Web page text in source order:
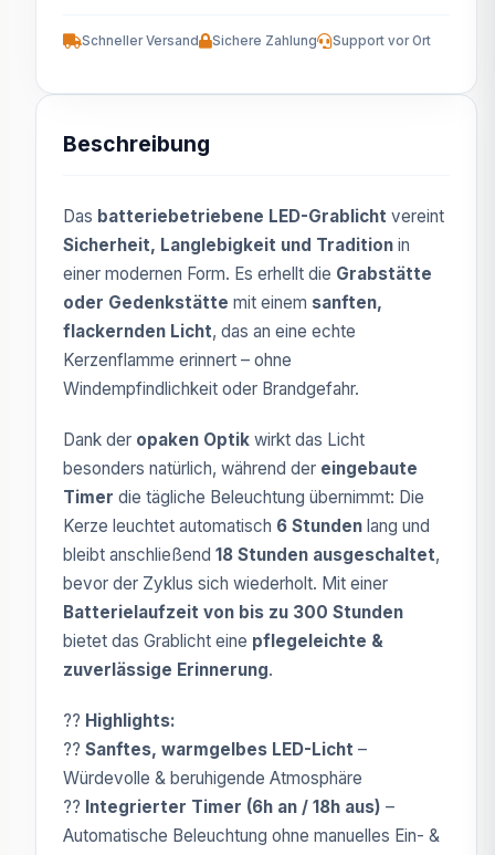
Schneller Versand Sichere Zahlung Support vor Ort
Beschreibung
Das batteriebetriebene LED-Grablicht vereint
Sicherheit, Langlebigkeit und Tradition in
einer modernen Form. Es erhellt die Grabstätte
oder Gedenkstätte mit einem sanften,
flackernden Licht, das an eine echte
Kerzenflamme erinnert – ohne
Windempfindlichkeit oder Brandgefahr.
Dank der opaken Optik wirkt das Licht
besonders natürlich, während der eingebaute
Timer die tägliche Beleuchtung übernimmt: Die
Kerze leuchtet automatisch 6 Stunden lang und
bleibt anschließend 18 Stunden ausgeschaltet,
bevor der Zyklus sich wiederholt. Mit einer
Batterielaufzeit von bis zu 300 Stunden
bietet das Grablicht eine pflegeleichte &
zuverlässige Erinnerung.
?? Highlights:
?? Sanftes, warmgelbes LED-Licht –
Würdevolle & beruhigende Atmosphäre
?? Integrierter Timer (6h an / 18h aus) –
Automatische Beleuchtung ohne manuelles Ein- &